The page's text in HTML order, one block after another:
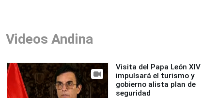
Videos Andina
Visita del Papa León XIV
impulsará el turismo y
gobierno alista plan de
seguridad